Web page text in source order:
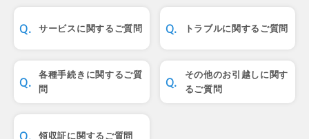
サービスに関するご質問 トラブルに関するご質問
各種手続きに関するご質
問
その他のお引越しに関す
るご質問
領収証に関するご質問